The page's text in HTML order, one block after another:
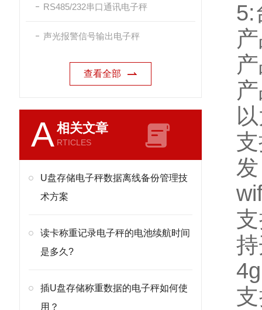
RS485/232串口通讯电子秤
声光报警信号输出电子秤
查看全部
A相关文章
RTICLES
U盘存储电子秤数据离线备份管理技
术方案
读卡称重记录电子秤的电池续航时间
是多久?
插U盘存储称重数据的电子秤如何使
用？
5:
发
4g